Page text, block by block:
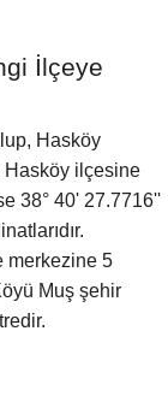
İlçeye
Hasköy
Hasköy ilçesine
38° 40' 27.7716''
merkezine 5
Muş şehir